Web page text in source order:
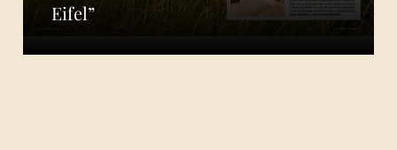
Eifel”